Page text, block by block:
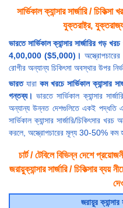
সার্ভিকাল ক্যান্সার সার্জারি /
যুক্তরাষ্ট্র,
ভারতে সার্ভিকাল ক্যান্সার সার্জারির
4,00,000 ($5,000)।
রোগীর অন্যান্য চিকিৎসা অবস্থার উপর
ভারতযারা কম খরচে সার্ভিকাল ক্যান্সার
গন্তব্য। ভারতে সার্ভিকাল ক্যান্সার
অন্যান্য উন্নত দেশগুলিতে একই পদ্ধতি
সার্ভিকাল ক্যান্সার সার্জারি/চিকিৎসার
করলে, অস্ত্রোপচারের মূল্য 30-50% কম
চার্ট / টেবিলে বিভিন্ন দেশে
জরায়ুক্যান্সার সার্জারি / চিকিত্সার ব্যয়
জরায়ুর ক্যান্সার